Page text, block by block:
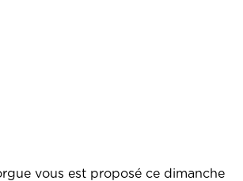
vous est proposé ce dimanche